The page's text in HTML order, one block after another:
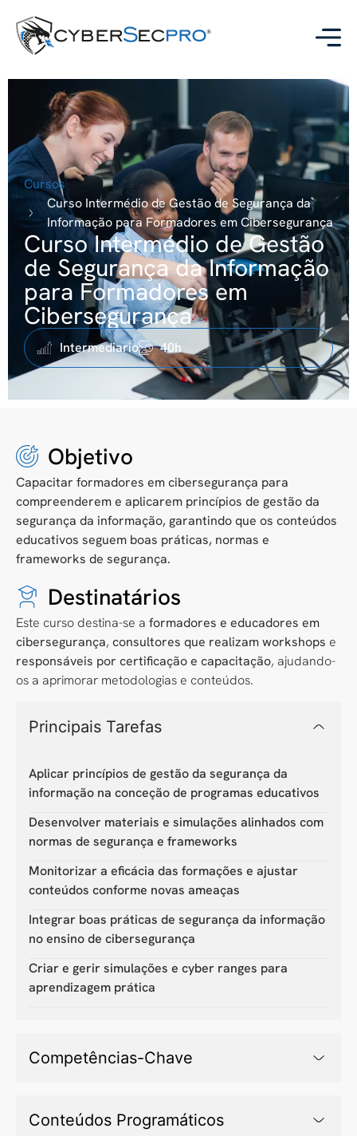
Cursos
Curso Intermédio de Gestão de Segurança da
Informação para Formadores em Cibersegurança
Curso Intermédio de Gestão
de Segurança da Informação
para Formadores em
Cibersegurança
Intermediario 40h
Objetivo
Capacitar formadores em cibersegurança para
compreenderem e aplicarem princípios de gestão da
segurança da informação, garantindo que os conteúdos
educativos seguem boas práticas, normas e
frameworks de segurança.
Destinatários
Este curso destina-se a formadores e educadores em
cibersegurança, consultores que realizam workshops e
responsáveis por certificação e capacitação, ajudando-
os a aprimorar metodologias e conteúdos.
Principais Tarefas
Aplicar princípios de gestão da segurança da
informação na conceção de programas educativos
Desenvolver materiais e simulações alinhados com
normas de segurança e frameworks
Monitorizar a eficácia das formações e ajustar
conteúdos conforme novas ameaças
Integrar boas práticas de segurança da informação
no ensino de cibersegurança
Criar e gerir simulações e cyber ranges para
aprendizagem prática
Competências-Chave
Conteúdos Programáticos